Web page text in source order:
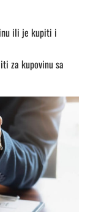
ili je kupiti i
za kupovinu sa